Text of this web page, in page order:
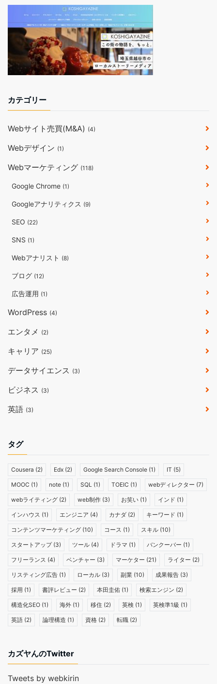
カテゴリー
Webサイト売買(M&A) (4)
Webデザイン (1)
Webマーケティング (118)
Google Chrome (1)
Googleアナリティクス (9)
SEO (22)
SNS (1)
Webアナリスト (8)
ブログ (12)
広告運用 (1)
WordPress (4)
エンタメ (2)
キャリア (25)
データサイエンス (3)
ビジネス (3)
英語 (3)
タグ
Cousera (2) Edx (2) Google Search Console (1) IT (5)
MOOC (1) note (1) SQL (1) TOEIC (1) webディレクター (7)
webライティング (2) web制作 (3) お笑い (1) インド (1)
インハウス (1) エンジニア (4) カナダ (2) キーワード (1)
コンテンツマーケティング (10) コース (1) スキル (10)
スタートアップ(3) ツール (4) ドラマ (1) バンクーバー (1)
フリーランス (4) ベンチャー (3) マーケター (21) ライター (2)
リスティング広告 (1) ローカル (3) 副業 (10) 成果報告 (3)
採用 (1) 書評レビュー (2) 本田圭佑 (1) 検索エンジン (2)
構造化SEO (1) 海外 (1) 移住 (2) 英検 (1) 英検準1級 (1)
英語 (2) 論理構造 (1) 資格 (2) 転職 (2)
カズヤんのTwitter
Tweets by webkirin